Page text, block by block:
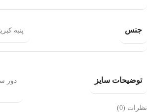
جنس پنبه
توضیحات سایز
دور سینه ۱۰۰ تا
نظرات (0)